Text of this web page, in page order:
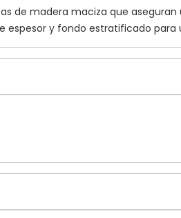
de madera maciza que
espesor y fondo estratificado